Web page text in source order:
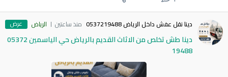
دينا نقل عفش داخل الرياض 0537219488 منذ ساعتين الرياض عرض
دينا طش تخلص من الاثاث القديم بالرياض حي الياسمين 05372
19488